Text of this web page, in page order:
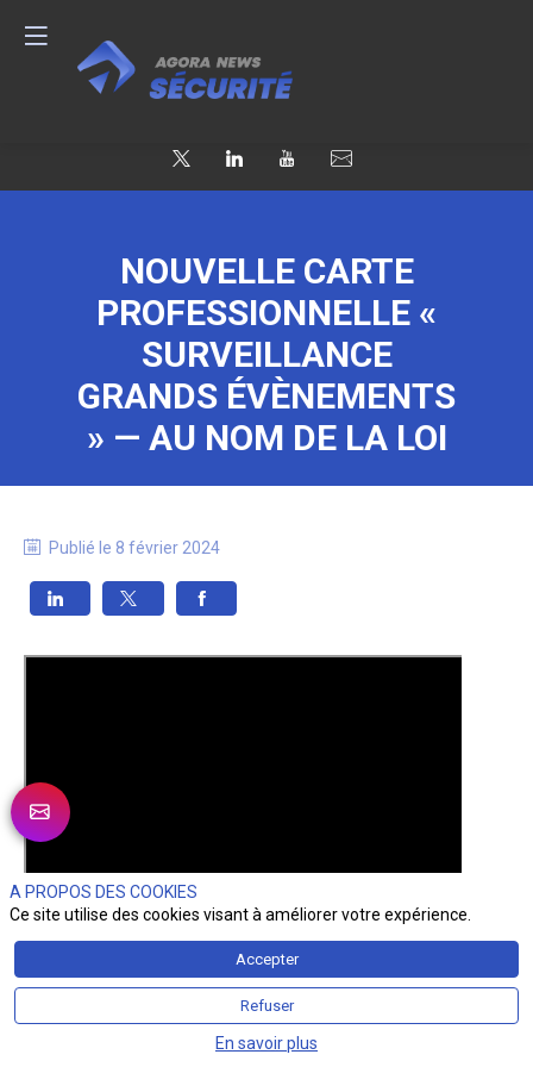
NOUVELLE CARTE
PROFESSIONNELLE «
SURVEILLANCE
GRANDS ÉVÈNEMENTS
» — AU NOM DE LA LOI
Publié le 8 février 2024
A PROPOS DES COOKIES
Ce site utilise des cookies visant à améliorer votre expérience.
Accepter
Refuser
En savoir plus